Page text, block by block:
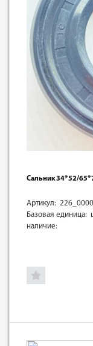
Сальник 34*52/
Артикул:
Базовая единица:
наличие: